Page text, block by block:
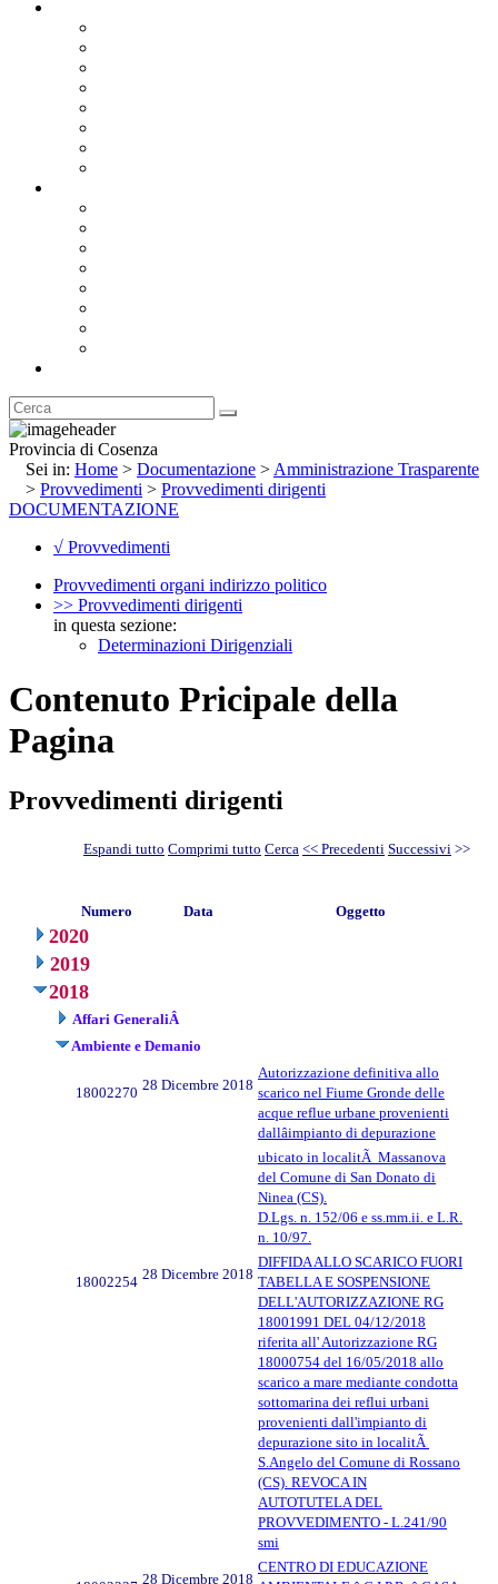
Provincia di Cosenza
Sei in: Home > Documentazione > Amministrazione Trasparente
> Provvedimenti > Provvedimenti dirigenti
DOCUMENTAZIONE
√ Provvedimenti
Provvedimenti organi indirizzo politico
>> Provvedimenti dirigenti
in questa sezione:
Determinazioni Dirigenziali
Contenuto Pricipale della
Pagina
Provvedimenti dirigenti
Espandi tutto Comprimi tutto Cerca << Precedenti Successivi >>
Numero Data Oggetto
2020
2019
2018
Affari GeneraliÂ
Ambiente e Demanio
18002270 28 Dicembre 2018
Autorizzazione definitiva allo
scarico nel Fiume Gronde delle
acque reflue urbane provenienti
dallâimpianto di depurazione
ubicato in localitÃ Massanova
del Comune di San Donato di
Ninea (CS).
D.Lgs. n. 152/06 e ss.mm.ii. e L.R.
n. 10/97.
18002254 28 Dicembre 2018
DIFFIDA ALLO SCARICO FUORI
TABELLA E SOSPENSIONE
DELL'AUTORIZZAZIONE RG
18001991 DEL 04/12/2018
riferita all' Autorizzazione RG
18000754 del 16/05/2018 allo
scarico a mare mediante condotta
sottomarina dei reflui urbani
provenienti dall'impianto di
depurazione sito in localitÃ
S.Angelo del Comune di Rossano
(CS). REVOCA IN
AUTOTUTELA DEL
PROVVEDIMENTO - L.241/90
smi
28 Dicembre 2018
CENTRO DI EDUCAZIONE